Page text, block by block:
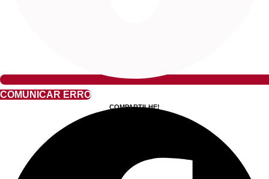
COMUNICAR ERRO
COMPARTILHE!